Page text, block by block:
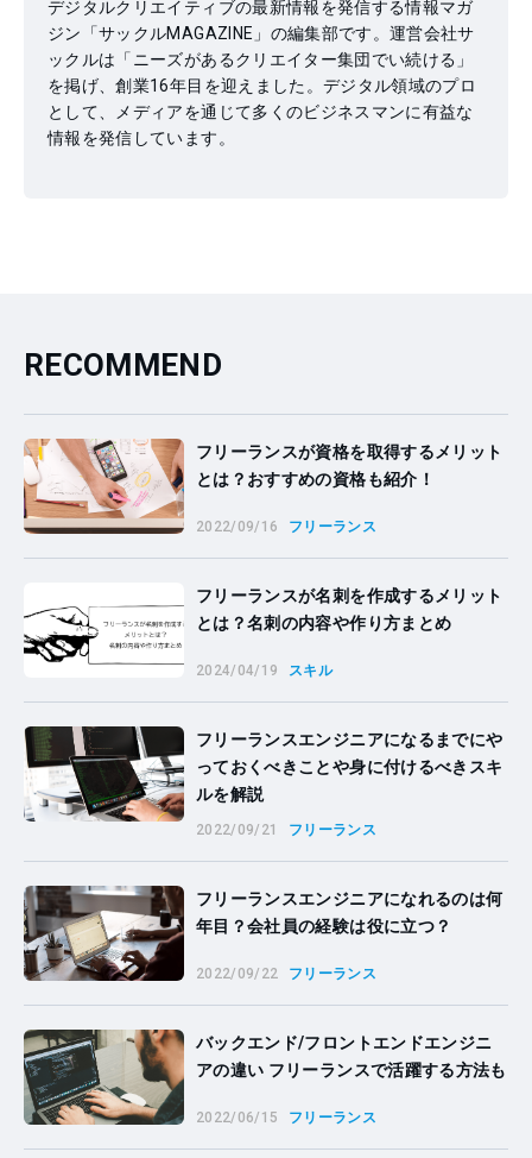
デジタルクリエイティブの最新情報を発信する情報マガ
ジン「サックルMAGAZINE」の編集部です。運営会社サ
ックルは「ニーズがあるクリエイター集団でい続ける」
を掲げ、創業16年目を迎えました。デジタル領域のプロ
として、メディアを通じて多くのビジネスマンに有益な
情報を発信しています。
RECOMMEND
フリーランスが資格を取得するメリット
とは？おすすめの資格も紹介！
2022/09/16 フリーランス
フリーランスが名刺を作成するメリット
とは？名刺の内容や作り方まとめ
2024/04/19 スキル
フリーランスエンジニアになるまでにや
っておくべきことや身に付けるべきスキ
ルを解説
2022/09/21 フリーランス
フリーランスエンジニアになれるのは何
年目？会社員の経験は役に立つ？
2022/09/22 フリーランス
バックエンド/フロントエンドエンジニ
アの違い フリーランスで活躍する方法も
2022/06/15 フリーランス